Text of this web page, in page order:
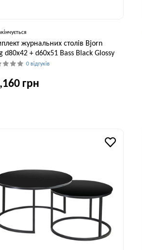
журнальних столів Bjorn
d80х42 + d60х51 Bass Black Glossy
0 відгуків
грн